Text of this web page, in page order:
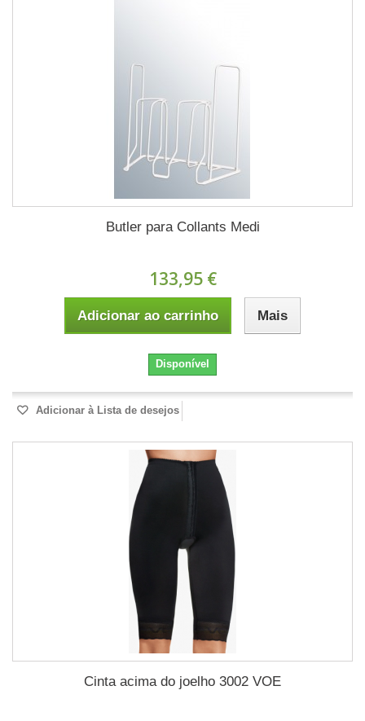
Butler para Collants Medi
133,95 €
Adicionar ao carrinho Mais
Disponível
Adicionar à Lista de desejos
Cinta acima do joelho 3002 VOE